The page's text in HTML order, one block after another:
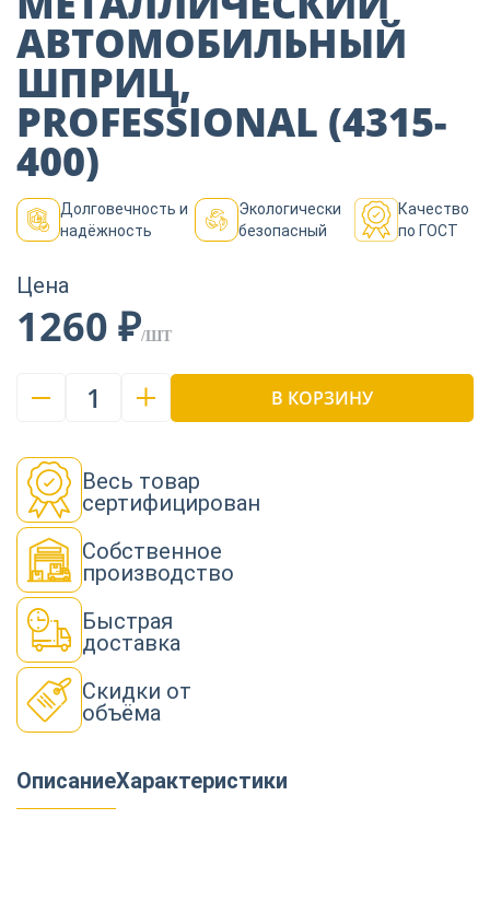
Пиломатериалы
Декор
Изоляция
Продукция из
АВТОМОБИЛЬНЫЙ
ШПРИЦ,
PROFESSIONAL (4315-
400)
Долговечность и
надёжность
Экологически
безопасный
Качество
по ГОСТ
Цена
1260 ₽/ШТ
1 В КОРЗИНУ
Весь товар
сертифицирован
Собственное
производство
Быстрая
доставка
Скидки от
объёма
ОписаниеХарактеристики